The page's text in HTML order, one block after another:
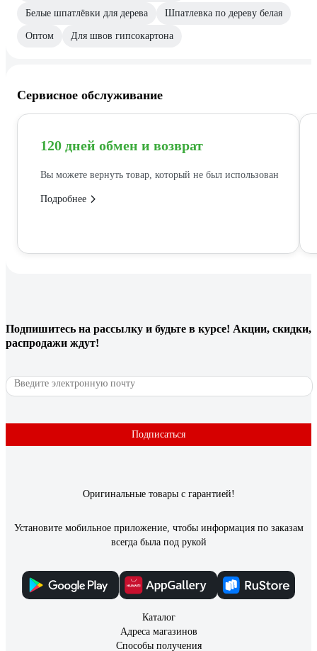
Белые шпатлёвки для дерева Шпатлевка по дереву белая
Оптом Для швов гипсокартона
Сервисное обслуживание
120 дней обмен и возврат
Вы можете вернуть товар, который не был использован
Подробнее
Подпишитесь на рассылку и будьте в курсе! Акции, скидки,
распродажи ждут!
Подписаться
Оригинальные товары с гарантией!
Установите мобильное приложение, чтобы информация по заказам
всегда была под рукой
Каталог
Адреса магазинов
Способы получения